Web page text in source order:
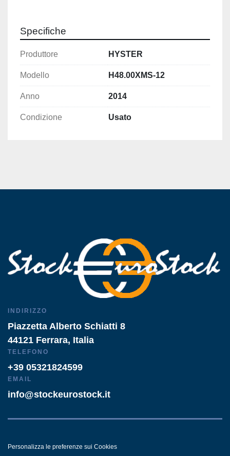
Specifiche
Produttore HYSTER
Modello H48.00XMS-12
Anno 2014
Condizione Usato
INDIRIZZO
Piazzetta Alberto Schiatti 8
44121 Ferrara, Italia
TELEFONO
+39 05321824599
EMAIL
info@stockeurostock.it
Personalizza le preferenze sui Cookies